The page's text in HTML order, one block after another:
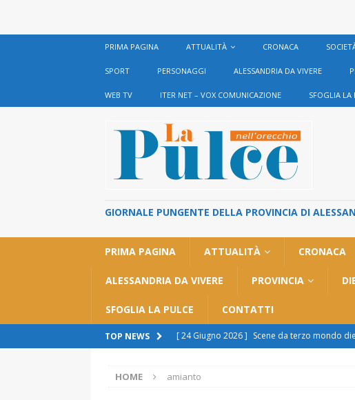
PRIMA PAGINA ATTUALITÀ CRONACA
SPORT PERSONAGGI ALESSANDRIA DA VIVERE
WEB TV ITER NET – VOX COMUNICAZIONE SFOGLIA LA
GIORNALE PUNGENTE DELLA PROVINCIA DI
PRIMA PAGINA ATTUALITÀ CRONACA
ALESSANDRIA DA VIVERE PROVINCIA
SFOGLIA LA PULCE CONTATTI
TOP NEWS [ 24 Giugno 2026 ] Scene da terzo mondo
[ 11 Giugno 2026 ]
HOME amianto